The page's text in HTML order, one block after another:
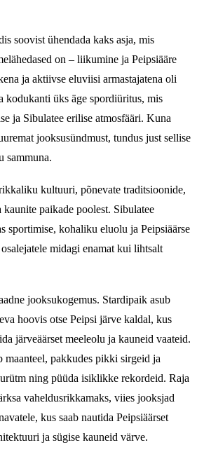
soovist ühendada kaks asja, mis
on – liikumine ja Peipsiääre
ja aktiivse eluviisi armastajatena oli
kodukanti üks äge spordiüritus, mis
ja Sibulatee erilise atmosfääri. Kuna
jooksusündmust, tundus just sellise
sammuna.
kultuuri, põnevate traditsioonide,
paikade poolest. Sibulatee
sportimise, kohaliku eluolu ja Peipsiäärse
midagi enamat kui lihtsalt
jooksukogemus. Stardipaik asub
hoovis otse Peipsi järve kaldal, kus
järveäärset meeleolu ja kauneid vaateid.
maanteel, pakkudes pikki sirgeid ja
ning püüda isiklikke rekordeid. Raja
vaheldusrikkamaks, viies jooksjad
kus saab nautida Peipsiäärset
ja sügise kauneid värve.